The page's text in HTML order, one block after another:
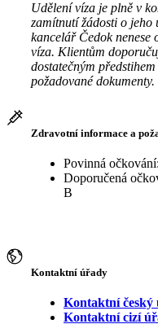
Udělení víza je plně v
zamítnutí žádosti o jeho
kancelář Čedok nenese
víza. Klientům
dostatečným
požadované dokumenty.
Zdravotní informace a
Povinná
Doporučená
B
Kontaktní úřady
Kontaktní český
Kontaktní cizí